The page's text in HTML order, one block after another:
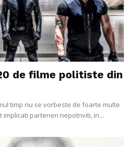
de filme politiste din
timp nu se vorbeste de foarte multe
parteneri nepotriviti, in...